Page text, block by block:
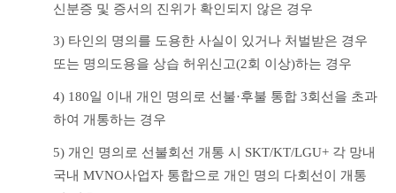
신분증 및 증서의 진위가 확인되지 않은 경우
3) 타인의 명의를 도용한 사실이 있거나 처벌받은 경우
또는 명의도용을 상습 허위신고(2회 이상)하는 경우
4) 180일 이내 개인 명의로 선불·후불 통합 3회선을 초과
하여 개통하는 경우
5) 개인 명의로 선불회선 개통 시 SKT/KT/LGU+ 각 망내
국내 MVNO사업자 통합으로 개인 명의 다회선이 개통